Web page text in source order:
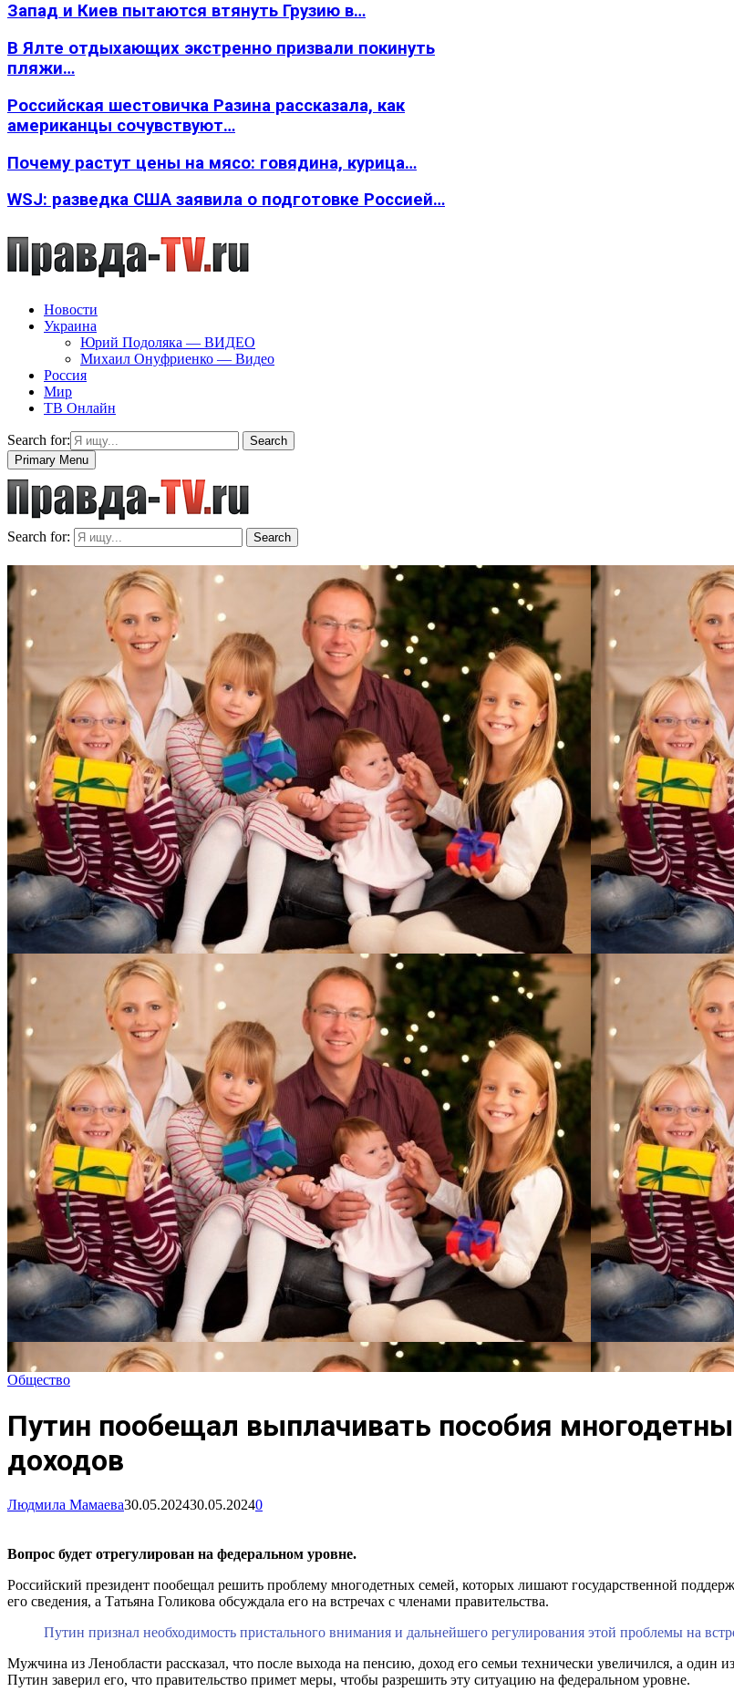
Запад и Киев пытаются втянуть Грузию в…
В Ялте отдыхающих экстренно призвали покинуть
пляжи…
Российская шестовичка Разина рассказала, как
американцы сочувствуют…
Почему растут цены на мясо: говядина, курица…
WSJ: разведка США заявила о подготовке Россией…
Новости
Украина
Юрий Подоляка — ВИДЕО
Михаил Онуфриенко — Видео
Россия
Мир
ТВ Онлайн
Search for:
Search
Primary Menu
Search for: Search
Общество
Путин пообещал выплачивать пособия
доходов
Людмила Мамаева30.05.202430.05.20240
Вопрос будет отрегулирован на федеральном уровне.
Российский президент пообещал решить проблему многодетных семей, которых лишают государственной
его сведения, а Татьяна Голикова обсуждала его на встречах с членами правительства.
Путин признал необходимость пристального внимания и дальнейшего регулирования этой проблемы на
Мужчина из Ленобласти рассказал, что после выхода на пенсию, доход его семьи технически увеличился, а один
Путин заверил его, что правительство примет меры, чтобы разрешить эту ситуацию на федеральном уровне.